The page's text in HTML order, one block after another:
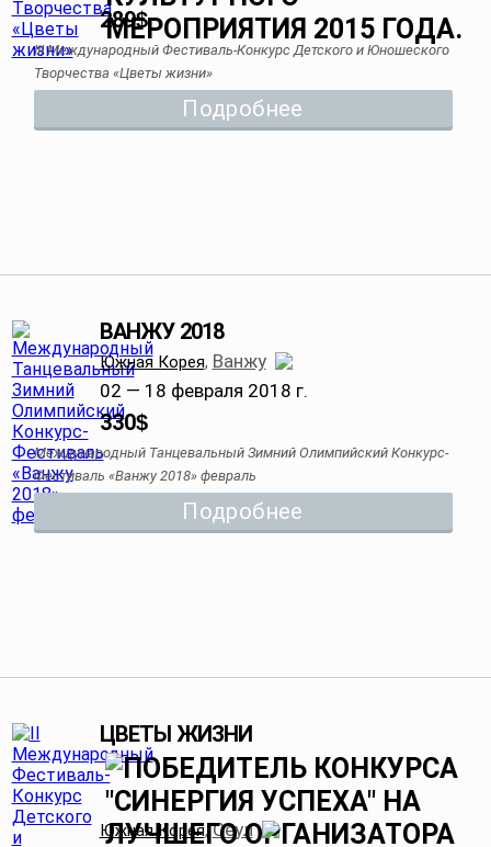
289$
III Международный Фестиваль-Конкурс Детского и Юношеского
Творчества «Цветы жизни»
Подробнее
ВАНЖУ 2018
Южная Корея, Ванжу
02 — 18 февраля 2018 г.
330$
Международный Танцевальный Зимний Олимпийский Конкурс-
Фестиваль «Ванжу 2018» февраль
Подробнее
ЦВЕТЫ ЖИЗНИ
Южная Корея,Сеул